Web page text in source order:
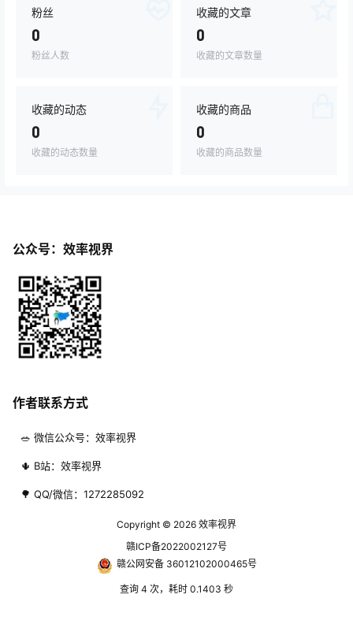
粉丝
0
粉丝人数
收藏的文章
0
收藏的文章数量
收藏的动态
0
收藏的动态数量
收藏的商品
0
收藏的商品数量
公众号：效率视界
作者联系方式
🥗 微信公众号：效率视界
🌵 B站：效率视界
🌳 QQ/微信：1272285092
Copyright © 2026 效率视界
赣ICP备2022002127号
赣公网安备 36012102000465号
查询 4 次，耗时 0.1403 秒